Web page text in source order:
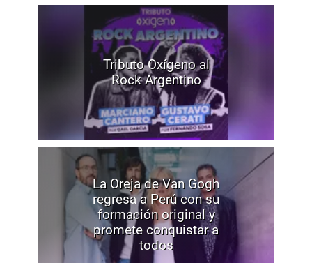
Tributo Oxígeno al
Rock Argentino
La Oreja de Van Gogh
regresa a Perú con su
formación original y
promete conquistar a
todos